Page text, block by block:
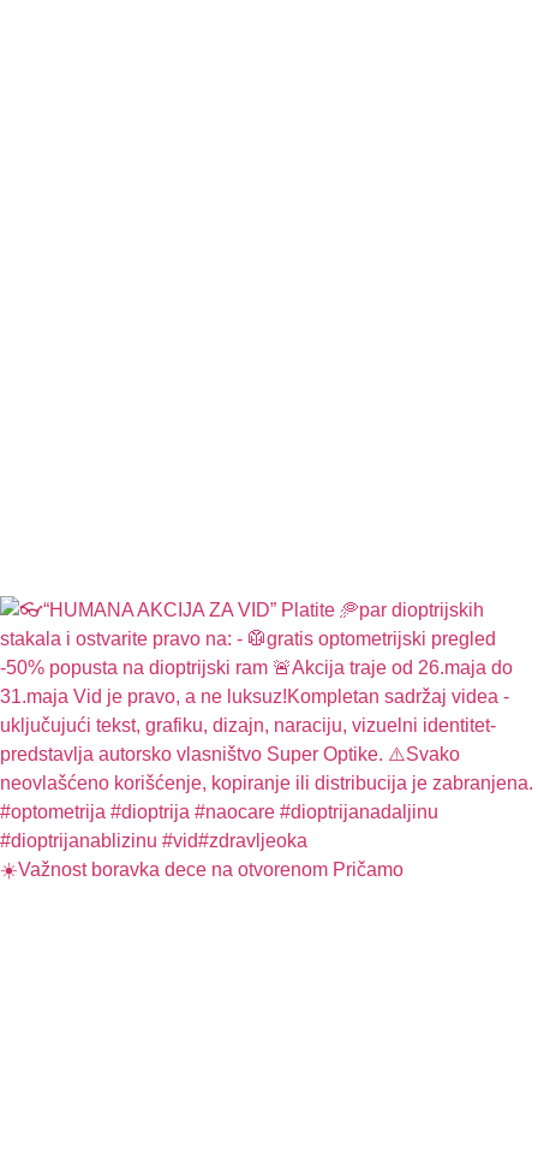
☀️Važnost boravka dece na otvorenom Pričamo